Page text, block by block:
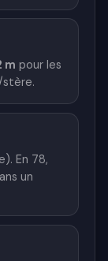
m pour les
stère.
En 78,
un